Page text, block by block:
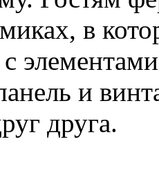
в
с
и
друга.